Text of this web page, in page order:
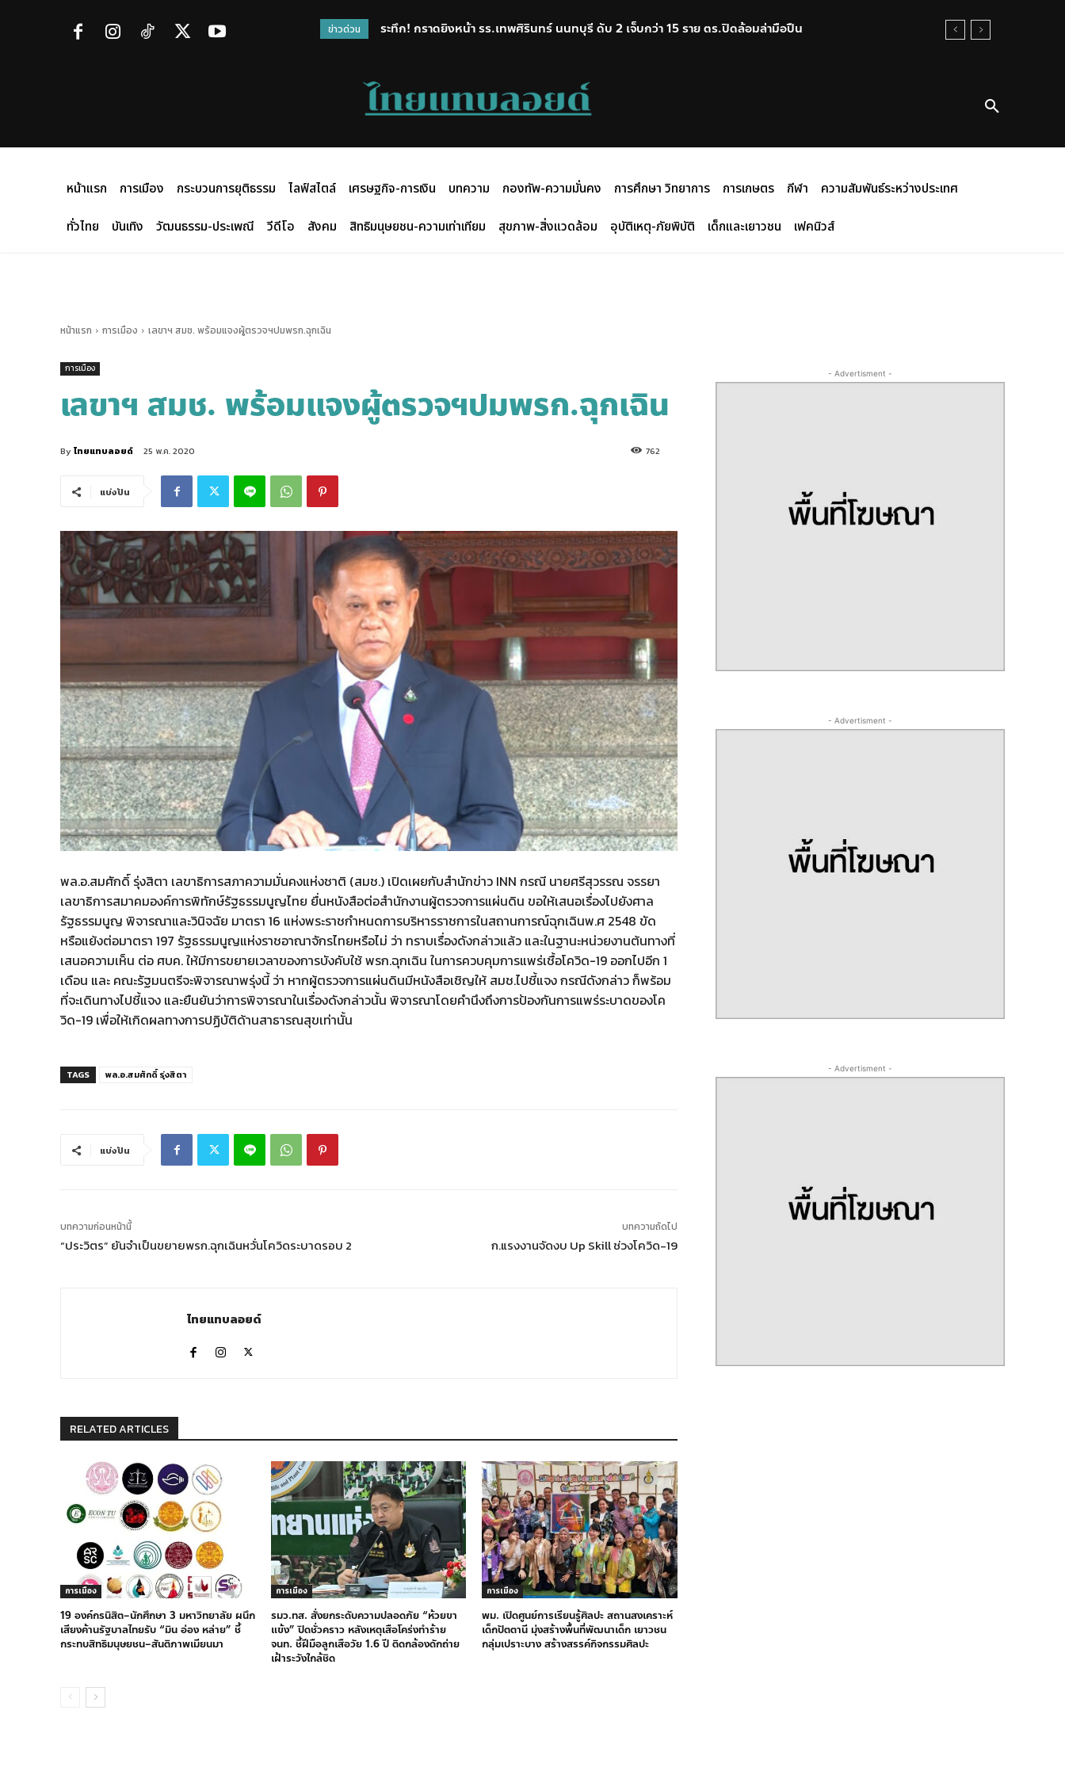
ข่าวด่วน ระทึก! กราดยิงหน้า รร.เทพศิรินทร์ นนทบุรี ดับ 2 เจ็บกว่า 15 ราย ตร.ปิดล้อมล่ามือปืน
หน้าแรก การเมือง กระบวนการยุติธรรม ไลฟ์สไตล์ เศรษฐกิจ-การเงิน บทความ กองทัพ-ความมั่นคง การศึกษา วิทยาการ การเกษตร กีฬา
ความสัมพันธ์ระหว่างประเทศ
ทั่วไทย
บันเทิง วัฒนธรรม-ประเพณี วีดีโอ สังคม สิทธิมนุษยชน-ความเท่าเทียม สุขภาพ-สิ่งแวดล้อม อุบัติเหตุ-ภัยพิบัติ เด็กและเยาวชน เฟคนิวส์
หน้าแรก การเมือง เลขาฯ สมช. พร้อมแจงผู้ตรวจฯปมพรก.ฉุกเฉิน
การเมือง
เลขาฯ สมช. พร้อมแจงผู้ตรวจฯปมพรก.ฉุกเฉิน
By ไทยแทบลอยด์ 25 พ.ค. 2020 762
แบ่งปัน
พล.อ.สมศักดิ์ รุ่งสิตา เลขาธิการสภาความมั่นคงแห่งชาติ (สมช.) เปิดเผยกับสำนักข่าว INN กรณี นายศรีสุวรรณ จรรยา
เลขาธิการสมาคมองค์การพิทักษ์รัฐธรรมนูญไทย ยื่นหนังสือต่อสำนักงานผู้ตรวจการแผ่นดิน ขอให้เสนอเรื่องไปยังศาล
รัฐธรรมนูญ พิจารณาและวินิจฉัย มาตรา 16 แห่งพระราชกำหนดการบริหารราชการในสถานการณ์ฉุกเฉินพ.ศ 2548 ขัด
หรือแย้งต่อมาตรา 197 รัฐธรรมนูญแห่งราชอาณาจักรไทยหรือไม่ ว่า ทราบเรื่องดังกล่าวแล้ว และในฐานะหน่วยงานต้นทางที่
เสนอความเห็น ต่อ ศบค. ให้มีการขยายเวลาของการบังคับใช้ พรก.ฉุกเฉิน ในการควบคุมการแพร่เชื้อโควิด-19 ออกไปอีก 1
เดือน และ คณะรัฐมนตรีจะพิจารณาพรุ่งนี้ ว่า หากผู้ตรวจการแผ่นดินมีหนังสือเชิญให้ สมช.ไปชี้แจง กรณีดังกล่าว ก็พร้อม
ที่จะเดินทางไปชี้แจง และยืนยันว่าการพิจารณาในเรื่องดังกล่าวนั้น พิจารณาโดยคำนึงถึงการป้องกันการแพร่ระบาดของโค
วิด-19 เพื่อให้เกิดผลทางการปฏิบัติด้านสาธารณสุขเท่านั้น
TAGS พล.อ.สมศักดิ์ รุ่งสิตา
แบ่งปัน
บทความก่อนหน้านี้
“ประวิตร” ยันจำเป็นขยายพรก.ฉุกเฉินหวั่นโควิดระบาดรอบ 2
บทความถัดไป
ก.แรงงานจัดงบ Up Skill ช่วงโควิด-19
ไทยแทบลอยด์
RELATED ARTICLES
การเมือง
19 องค์กรนิสิต–นักศึกษา 3 มหาวิทยาลัย ผนึก
เสียงค้านรัฐบาลไทยรับ “มิน อ่อง หล่าย” ชี้
กระทบสิทธิมนุษยชน–สันติภาพเมียนมา
การเมือง
รมว.ทส. สั่งยกระดับความปลอดภัย “ห้วยขา
แข้ง” ปิดชั่วคราว หลังเหตุเสือโคร่งทำร้าย
จนท. ชี้ฝีมือลูกเสือวัย 1.6 ปี ติดกล้องดักถ่าย
เฝ้าระวังใกล้ชิด
การเมือง
พม. เปิดศูนย์การเรียนรู้ศิลปะ สถานสงเคราะห์
เด็กปัตตานี มุ่งสร้างพื้นที่พัฒนาเด็ก เยาวชน
กลุ่มเปราะบาง สร้างสรรค์กิจกรรมศิลปะ
- Advertisment -
- Advertisment -
- Advertisment -